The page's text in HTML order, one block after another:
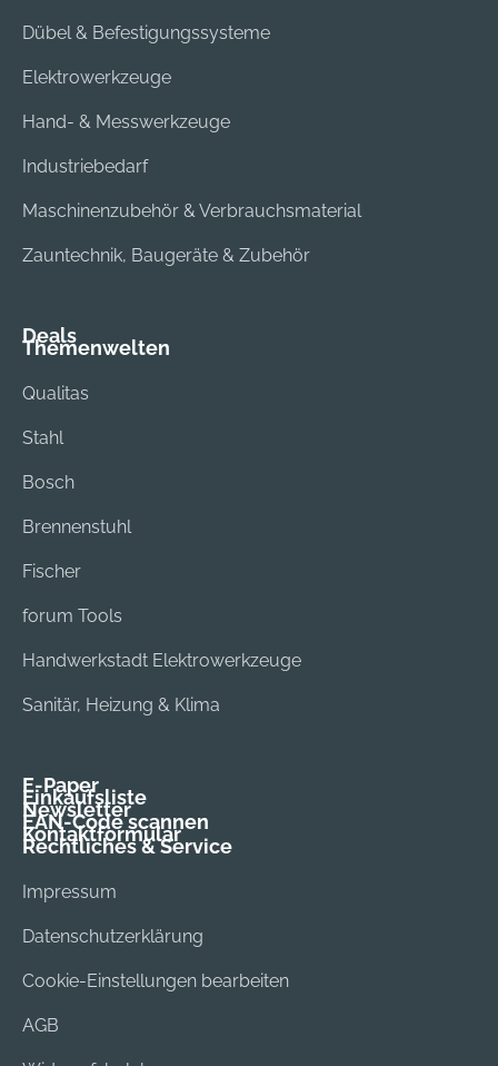
Dübel & Befestigungssysteme
Elektrowerkzeuge
Hand- & Messwerkzeuge
Industriebedarf
Maschinenzubehör & Verbrauchsmaterial
Zauntechnik, Baugeräte & Zubehör
Deals
Themenwelten
Qualitas
Stahl
Bosch
Brennenstuhl
Fischer
forum Tools
Handwerkstadt Elektrowerkzeuge
Sanitär, Heizung & Klima
E-Paper
Einkaufsliste
Newsletter
EAN-Code scannen
Kontaktformular
Rechtliches & Service
Impressum
Datenschutzerklärung
Cookie-Einstellungen bearbeiten
AGB